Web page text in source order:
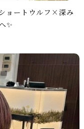
ョートウルフ×深み
✨